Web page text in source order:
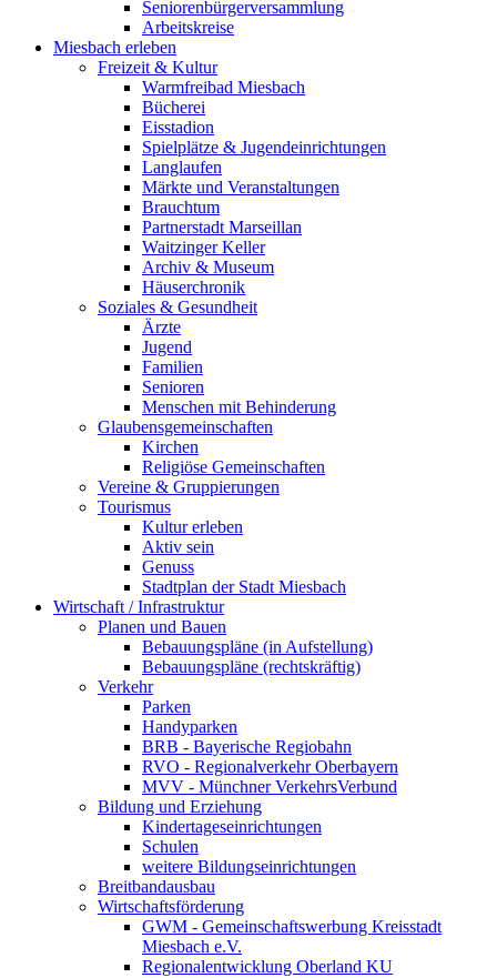
Seniorenbürgerversammlung
Arbeitskreise
Miesbach erleben
Freizeit & Kultur
Warmfreibad Miesbach
Bücherei
Eisstadion
Spielplätze & Jugendeinrichtungen
Langlaufen
Märkte und Veranstaltungen
Brauchtum
Partnerstadt Marseillan
Waitzinger Keller
Archiv & Museum
Häuserchronik
Soziales & Gesundheit
Ärzte
Jugend
Familien
Senioren
Menschen mit Behinderung
Glaubensgemeinschaften
Kirchen
Religiöse Gemeinschaften
Vereine & Gruppierungen
Tourismus
Kultur erleben
Aktiv sein
Genuss
Stadtplan der Stadt Miesbach
Wirtschaft / Infrastruktur
Planen und Bauen
Bebauungspläne (in Aufstellung)
Bebauungspläne (rechtskräftig)
Verkehr
Parken
Handyparken
BRB - Bayerische Regiobahn
RVO - Regionalverkehr Oberbayern
MVV - Münchner VerkehrsVerbund
Bildung und Erziehung
Kindertageseinrichtungen
Schulen
weitere Bildungseinrichtungen
Breitbandausbau
Wirtschaftsförderung
GWM - Gemeinschaftswerbung Kreisstadt
Miesbach e.V.
Regionalentwicklung Oberland KU